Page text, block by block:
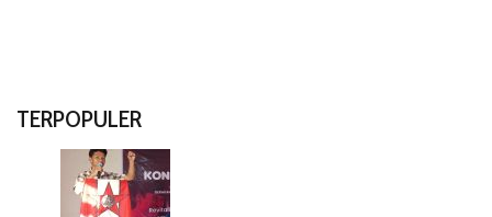
TERPOPULER